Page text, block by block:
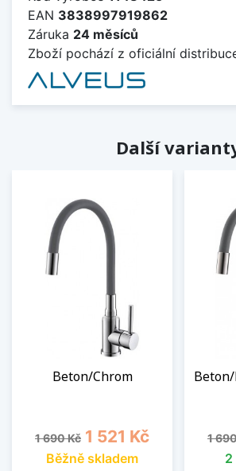
EAN 3838997919862
Záruka 24 měsíců
Zboží pochází z oficiální
Další
Beton/Chrom
Běžná cena
1 690 Kč Cena
1 521 Kč
Běžně skladem
1
2